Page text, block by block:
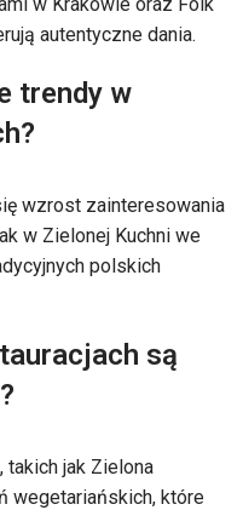
autentyczne dania.
trendy w
wzrost zainteresowania
w Zielonej Kuchni we
polskich
są
takich jak Zielona
wegetariańskich, które